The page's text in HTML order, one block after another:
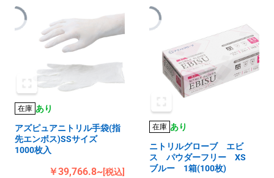
在庫 あり
アズピュアニトリル手袋(指
先エンボス)SSサイズ
1000枚入
￥39,766.8~[税込]
在庫 あり
ニトリルグローブ エビ
ス パウダーフリー XS
ブルー 1箱(100枚)